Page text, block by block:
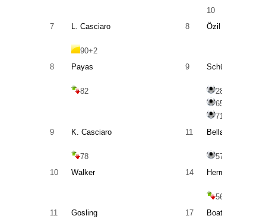
10
7
L. Casciaro
90+2
8 Özil
8 Payas
82
9 Schürrle
28
65
71
9
K. Casciaro
78
11 Bellarabi
57
10
Walker 14 Herrmann
56
11
Gosling 17 Boateng